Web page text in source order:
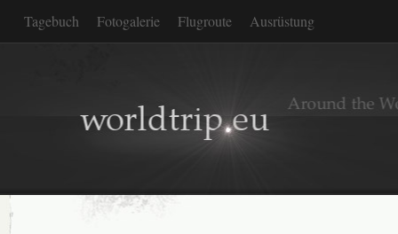
Tagebuch Fotogalerie Flugroute Ausrüstung